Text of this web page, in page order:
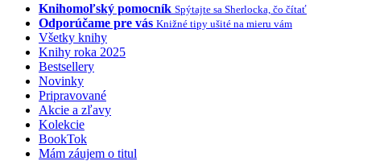
Knihomoľský pomocník Spýtajte sa Sherlocka, čo čítať
Odporúčame pre vás Knižné tipy ušité na mieru vám
Všetky knihy
Knihy roka 2025
Bestsellery
Novinky
Pripravované
Akcie a zľavy
Kolekcie
BookTok
Mám záujem o titul